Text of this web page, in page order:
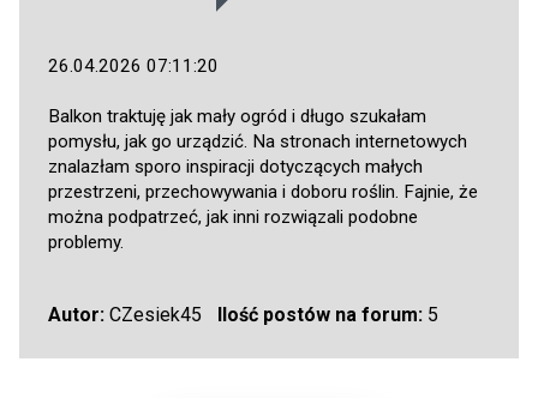
26.04.2026 07:11:20
Balkon traktuję jak mały ogród i długo szukałam
pomysłu, jak go urządzić. Na stronach internetowych
znalazłam sporo inspiracji dotyczących małych
przestrzeni, przechowywania i doboru roślin. Fajnie, że
można podpatrzeć, jak inni rozwiązali podobne
problemy.
Autor: CZesiek45 Ilość postów na forum:5